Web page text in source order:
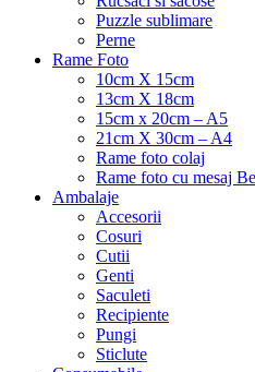
Puzzle sublimare
Perne
Rame Foto
10cm X 15cm
13cm X 18cm
15cm x 20cm – A5
21cm X 30cm – A4
Rame foto colaj
Rame foto cu mesaj
Ambalaje
Accesorii
Cosuri
Cutii
Genti
Saculeti
Recipiente
Pungi
Sticlute